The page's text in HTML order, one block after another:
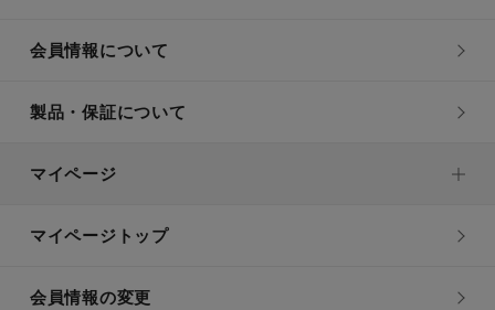
会員情報について
製品・保証について
マイページ
マイページトップ
会員情報の変更